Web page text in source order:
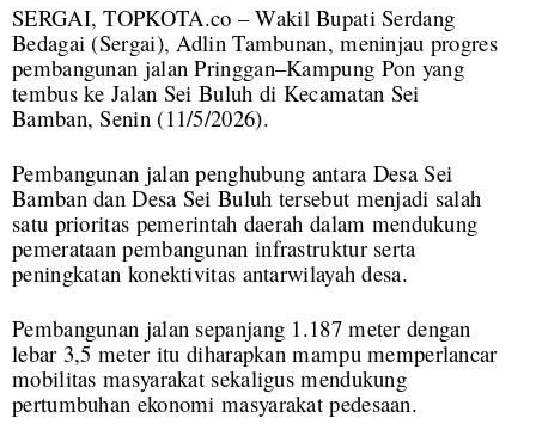
SERGAI, TOPKOTA.co – Wakil Bupati Serdang
Bedagai (Sergai), Adlin Tambunan, meninjau progres
pembangunan jalan Pringgan–Kampung Pon yang
tembus ke Jalan Sei Buluh di Kecamatan Sei
Bamban, Senin (11/5/2026).
Pembangunan jalan penghubung antara Desa Sei
Bamban dan Desa Sei Buluh tersebut menjadi salah
satu prioritas pemerintah daerah dalam mendukung
pemerataan pembangunan infrastruktur serta
peningkatan konektivitas antarwilayah desa.
Pembangunan jalan sepanjang 1.187 meter dengan
lebar 3,5 meter itu diharapkan mampu memperlancar
mobilitas masyarakat sekaligus mendukung
pertumbuhan ekonomi masyarakat pedesaan.